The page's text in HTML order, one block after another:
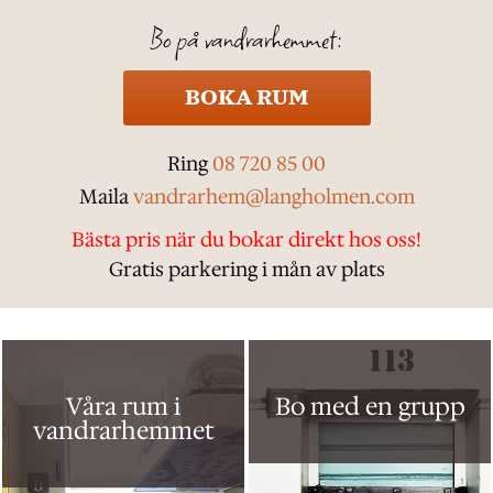
Bo på vandrarhemmet:
BOKA RUM
Ring 08 720 85 00
Mailavandrarhem@langholmen.com
Bästa pris när du bokar direkt hos oss!
Gratis parkering i mån av plats
Våra rum i
vandrarhemmet
Bo med en grupp